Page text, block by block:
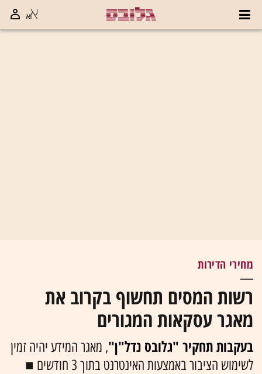
מחירי הדירות
רשות המסים תחשוף בקרוב את
מאגר עסקאות המגורים
בעקבות תחקיר "גלובס נדל"ן", מאגר המידע יהיה זמין
לשימוש הציבור באמצעות האינטרנט בתוך 3 חודשים ■